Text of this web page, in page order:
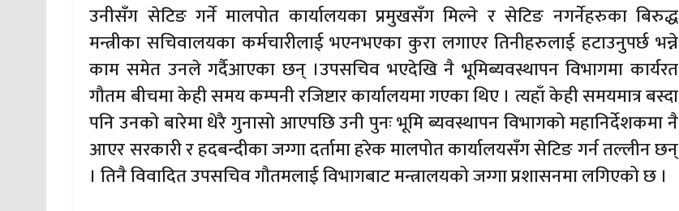
उनीसँग सेटिङ गर्ने मालपोत कार्यालयका प्रमुखसँग मिल्ने र सेटिङ नगर्नेहरुका बिरुद्ध
मन्त्रीका सचिवालयका कर्मचारीलाई भएनभएका कुरा लगाएर तिनीहरुलाई हटाउनुपर्छ भन्ने
काम समेत उनले गर्दैआएका छन् ।उपसचिव भएदेखि नै भूमिब्यवस्थापन विभागमा कार्यरत
गौतम बीचमा केही समय कम्पनी रजिष्टार कार्यालयमा गएका थिए । त्यहाँ केही समयमात्र बस्दा
पनि उनको बारेमा धेरै गुनासो आएपछि उनी पुनः भूमि ब्यवस्थापन विभागको महानिर्देशकमा नै
आएर सरकारी र हदबन्दीका जग्गा दर्तामा हरेक मालपोत कार्यालयसँग सेटिङ गर्न तल्लीन छन्
। तिनै विवादित उपसचिव गौतमलाई विभागबाट मन्त्रालयको जग्गा प्रशासनमा लगिएको छ ।